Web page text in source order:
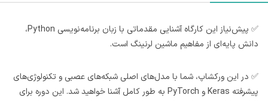
✅ پیش‌نیاز این کارگاه آشنایی مقدماتی با زبان برنامه‌نویسی Python،
دانش پایه‌ای از مفاهیم ماشین لرنینگ است.
✅ در این ورکشاپ، شما با مدل‌های اصلی شبکه‌های عصبی و تکنولوژی‌های
پیشرفته Keras و PyTorch به طور کامل آشنا خواهید شد. این دوره برای